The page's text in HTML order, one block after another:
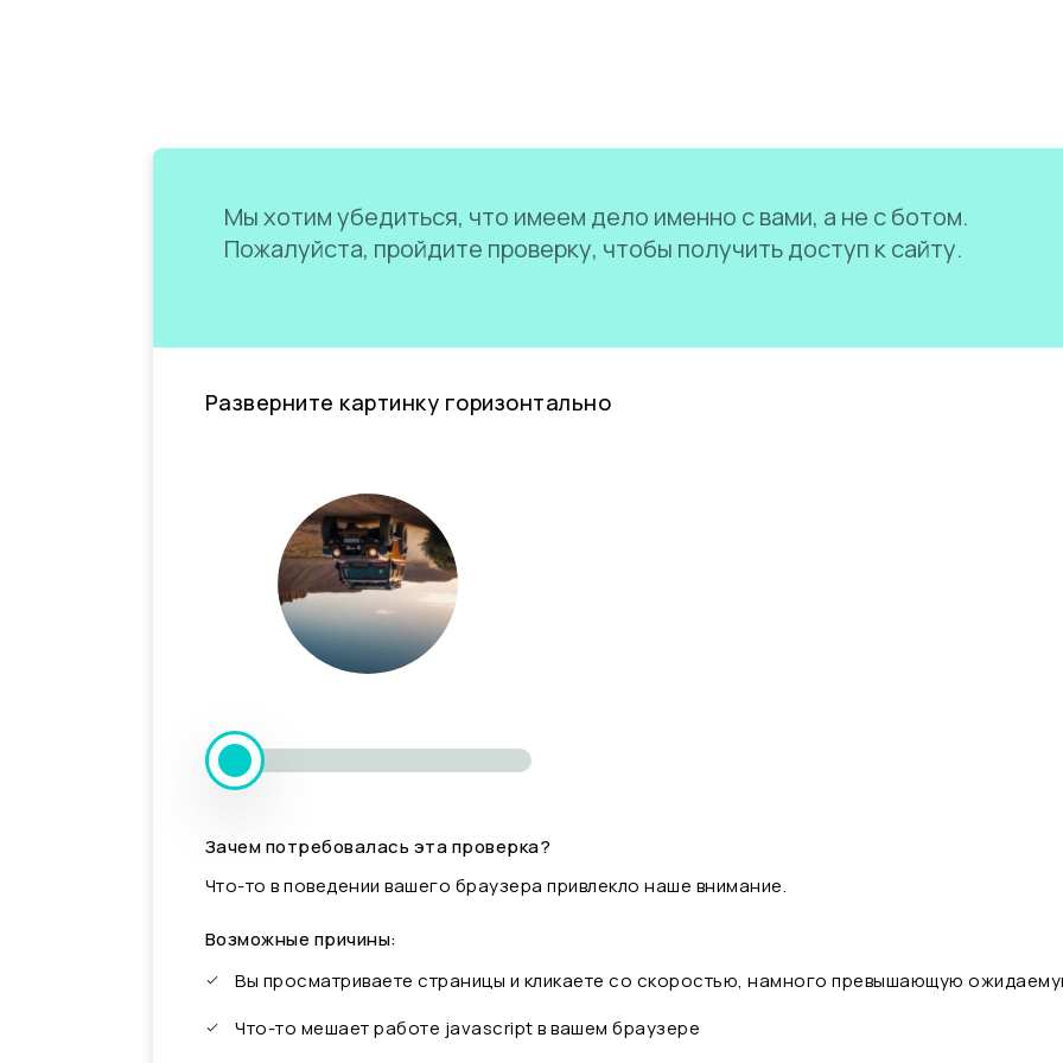
Мы хотим убедиться, что имеем дело именно с вами, а не с ботом.
Пожалуйста, пройдите проверку, чтобы получить доступ к сайту.
Разверните картинку горизонтально
Зачем потребовалась эта проверка?
Что-то в поведении вашего браузера привлекло наше внимание.
Возможные причины:
Вы просматриваете страницы и кликаете со скоростью, намного превышающую
Что-то мешает работе javascript в вашем браузере